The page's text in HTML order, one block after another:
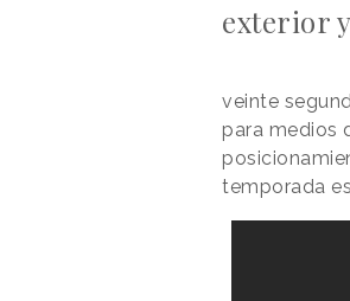
exterior
veinte
para medios
temporada